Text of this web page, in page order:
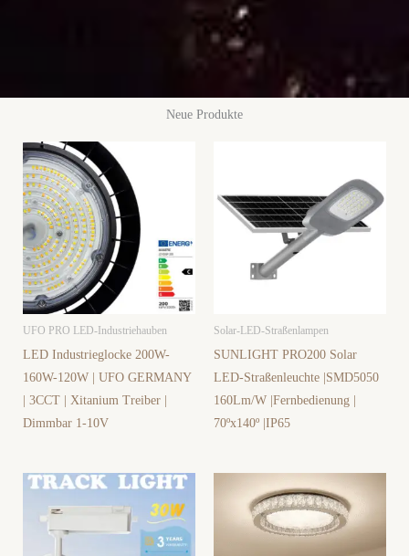
Neue Produkte
UFO PRO LED-Industriehauben
LED Industrieglocke 200W-
160W-120W | UFO GERMANY
| 3CCT | Xitanium Treiber |
Dimmbar 1-10V
Solar-LED-Straßenlampen
SUNLIGHT PRO200 Solar
LED-Straßenleuchte |SMD5050
160Lm/W |Fernbedienung |
70ºx140º |IP65